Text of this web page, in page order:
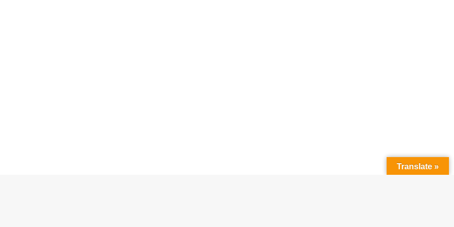
Translate »